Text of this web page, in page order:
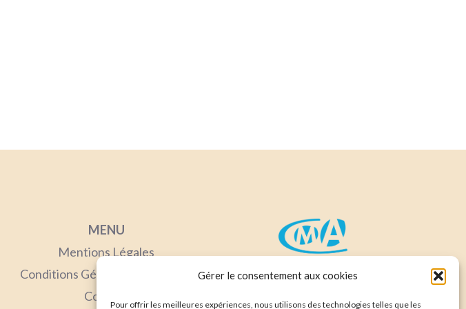
Gérer le consentement aux cookies
Pour offrir les meilleures expériences, nous utilisons des technologies telles que les
MENU
Mentions Légales
Conditions Générales de Ventes
Contact